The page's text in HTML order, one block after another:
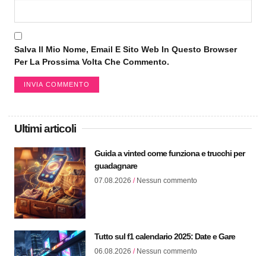
Salva Il Mio Nome, Email E Sito Web In Questo Browser
Per La Prossima Volta Che Commento.
Ultimi articoli
Guida a vinted come funziona e trucchi per
guadagnare
07.08.2026 Nessun commento
Tutto sul f1 calendario 2025: Date e Gare
06.08.2026 Nessun commento